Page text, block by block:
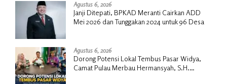
Agustus 6, 2026
Janji Ditepati, BPKAD Meranti Cairkan ADD
Mei 2026 dan Tunggakan 2024 untuk 96 Desa
Agustus 6, 2026
Dorong Potensi Lokal Tembus Pasar Widya,
Camat Pulau Merbau Hermansyah, S.H.